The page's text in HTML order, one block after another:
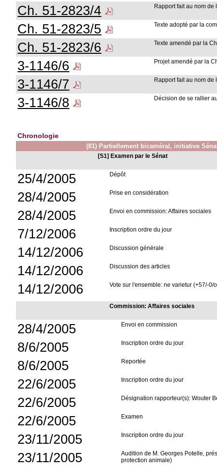
Ch. 51-2823/4 Rapport fait au nom de
Ch. 51-2823/5 Texte adopté par la
Ch. 51-2823/6 Texte amendé par la
3-1146/6 Projet amendé par la
3-1146/7 Rapport fait au nom de
3-1146/8 Décision de se rallier
Chronologie
(81) Partiellement bicaméral, initiative
[S1] Examen par le Sénat
25/4/2005 Dépôt
28/4/2005 Prise en considération
28/4/2005 Envoi en commission: Affaires sociales
7/12/2006 Inscription ordre du jour
14/12/2006 Discussion générale
14/12/2006 Discussion des articles
14/12/2006 Vote sur l'ensemble: ne varietur (+57/-0/
Commission: Affaires sociales
28/4/2005 Envoi en commission
8/6/2005 Inscription ordre du jour
8/6/2005 Reportée
22/6/2005 Inscription ordre du jour
22/6/2005 Désignation rapporteur(s): Wouter
22/6/2005 Examen
23/11/2005 Inscription ordre du jour
23/11/2005
Audition de M. Georges Potelle,
protection animale)